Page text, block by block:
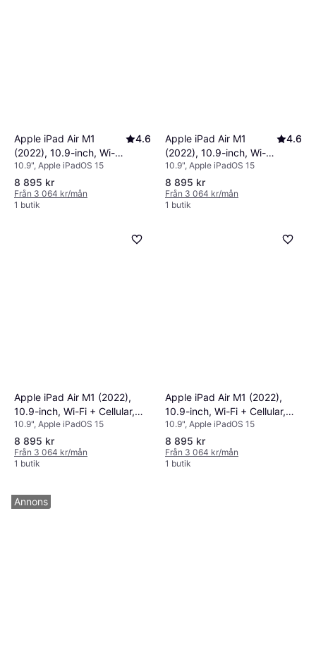
Apple iPad Air M1
(2022), 10.9-inch, Wi-Fi
+ Cellular, 64GB Blue
4.6
10.9", Apple iPadOS 15
8 895 kr
Från 3 064 kr/mån
1 butik
Apple iPad Air M1
(2022), 10.9-inch, Wi-Fi
+ Cellular, 64GB Pink
4.6
10.9", Apple iPadOS 15
8 895 kr
Från 3 064 kr/mån
1 butik
Apple iPad Air M1 (2022),
10.9-inch, Wi-Fi + Cellular,
64GB Starlight
10.9", Apple iPadOS 15
8 895 kr
Från 3 064 kr/mån
1 butik
Apple iPad Air M1 (2022),
10.9-inch, Wi-Fi + Cellular,
64GB Purple
10.9", Apple iPadOS 15
8 895 kr
Från 3 064 kr/mån
1 butik
Annons